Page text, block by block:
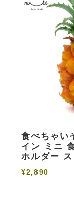
食べちゃい
イン ミニ
ホルダー
¥2,890